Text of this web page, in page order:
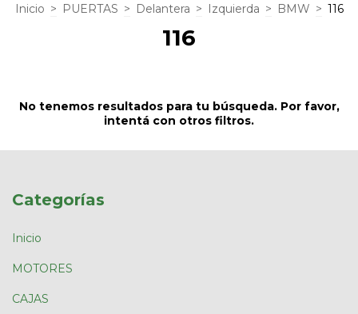
Inicio > PUERTAS > Delantera > Izquierda > BMW > 116
116
No tenemos resultados para tu búsqueda. Por favor,
intentá con otros filtros.
Categorías
Inicio
MOTORES
CAJAS